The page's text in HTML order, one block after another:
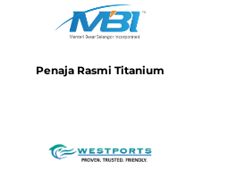
Penaja Rasmi Titanium